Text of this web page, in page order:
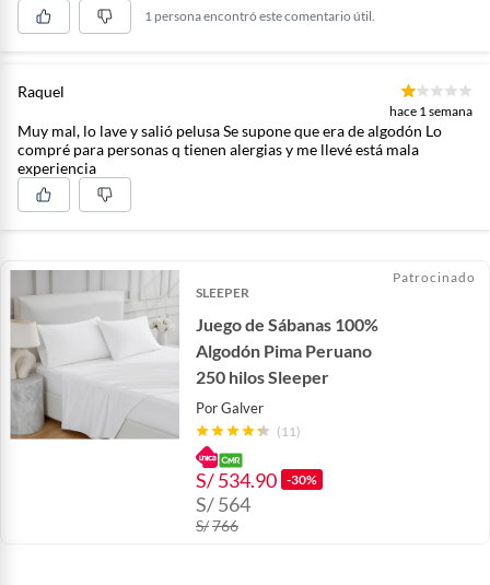
1 persona encontró este comentario útil.
Raquel
hace 1 semana
Muy mal, lo lave y salió pelusa Se supone que era de algodón Lo
compré para personas q tienen alergias y me llevé está mala
experiencia
SLEEPER
Juego de Sábanas 100%
Algodón Pima Peruano
250 hilos Sleeper
PorGalver
(11)
S/534.90 -30%
S/564
S/766
Patrocinado